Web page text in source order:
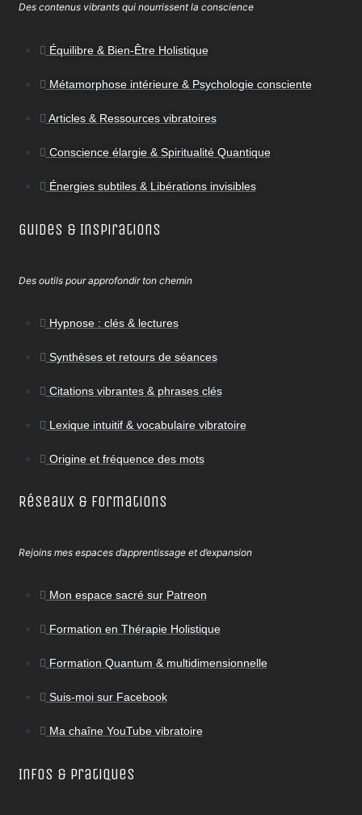
Des contenus vibrants qui nourrissent la conscience
Équilibre & Bien-Être Holistique
Métamorphose intérieure & Psychologie consciente
Articles & Ressources vibratoires
Conscience élargie & Spiritualité Quantique
Énergies subtiles & Libérations invisibles
Guides & Inspirations
Des outils pour approfondir ton chemin
Hypnose : clés & lectures
Synthèses et retours de séances
Citations vibrantes & phrases clés
Lexique intuitif & vocabulaire vibratoire
Origine et fréquence des mots
Réseaux & Formations
Rejoins mes espaces d’apprentissage et d’expansion
Mon espace sacré sur Patreon
Formation en Thérapie Holistique
Formation Quantum & multidimensionnelle
Suis-moi sur Facebook
Ma chaîne YouTube vibratoire
Infos & Pratiques